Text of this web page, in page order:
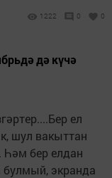
1222 0 0
дә күчә
ел
шул вакыттан
Һәм бер елдан
булмый, экранда